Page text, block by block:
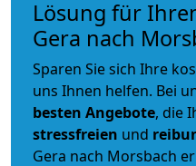
Lösung für
Gera nach
Sparen Sie sich Ihre
uns Ihnen helfen. Bei
besten Angebote, die
stressfreien und
Gera nach Morsbach